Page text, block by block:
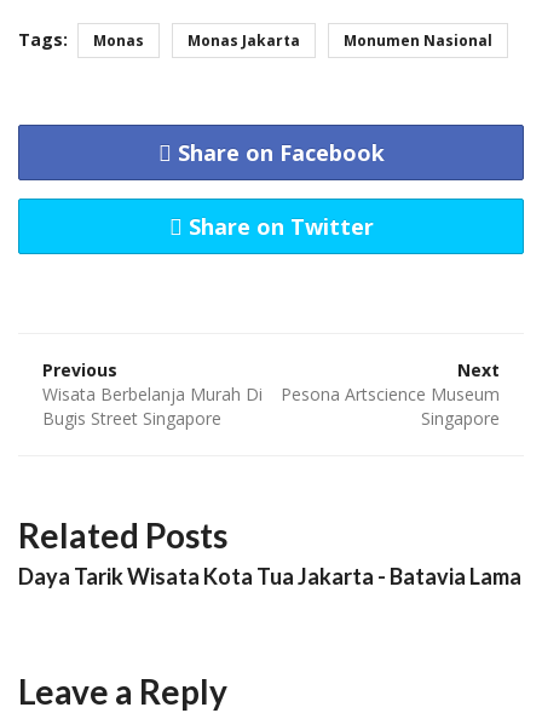
Tags: Monas Monas Jakarta Monumen Nasional
Share on Facebook
Share on Twitter
Previous
Wisata Berbelanja Murah Di
Bugis Street Singapore
Next
Pesona Artscience Museum
Singapore
Related Posts
Daya Tarik Wisata Kota Tua Jakarta - Batavia Lama
Leave a Reply